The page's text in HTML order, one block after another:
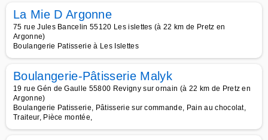
La Mie D Argonne
75 rue Jules Bancelin 55120 Les islettes (à 22 km de Pretz en
Argonne)
Boulangerie Patisserie à Les Islettes
Boulangerie-Pâtisserie Malyk
19 rue Gén de Gaulle 55800 Revigny sur ornain (à 22 km de Pretz en
Argonne)
Boulangerie Patisserie, Pâtisserie sur commande, Pain au chocolat,
Traiteur, Pièce montée,